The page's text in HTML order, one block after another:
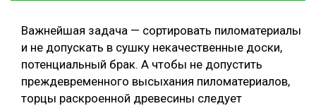
Важнейшая задача — сортировать пиломатериалы
и не допускать в сушку некачественные доски,
потенциальный брак. А чтобы не допустить
преждевременного высыхания пиломатериалов,
торцы раскроенной древесины следует